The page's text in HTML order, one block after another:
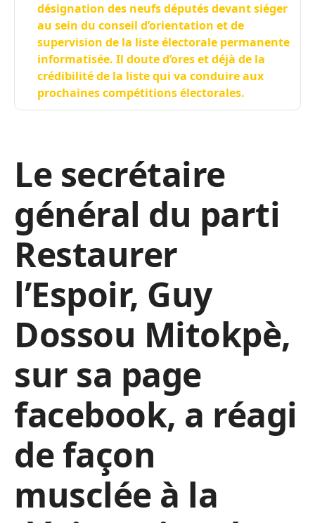
désignation des neufs députés devant siéger
au sein du conseil d’orientation et de
supervision de la liste électorale permanente
informatisée. Il doute d’ores et déjà de la
crédibilité de la liste qui va conduire aux
prochaines compétitions électorales.
Le secrétaire
général du parti
Restaurer
l’Espoir, Guy
Dossou Mitokpè,
sur sa page
facebook, a réagi
de façon
musclée à la